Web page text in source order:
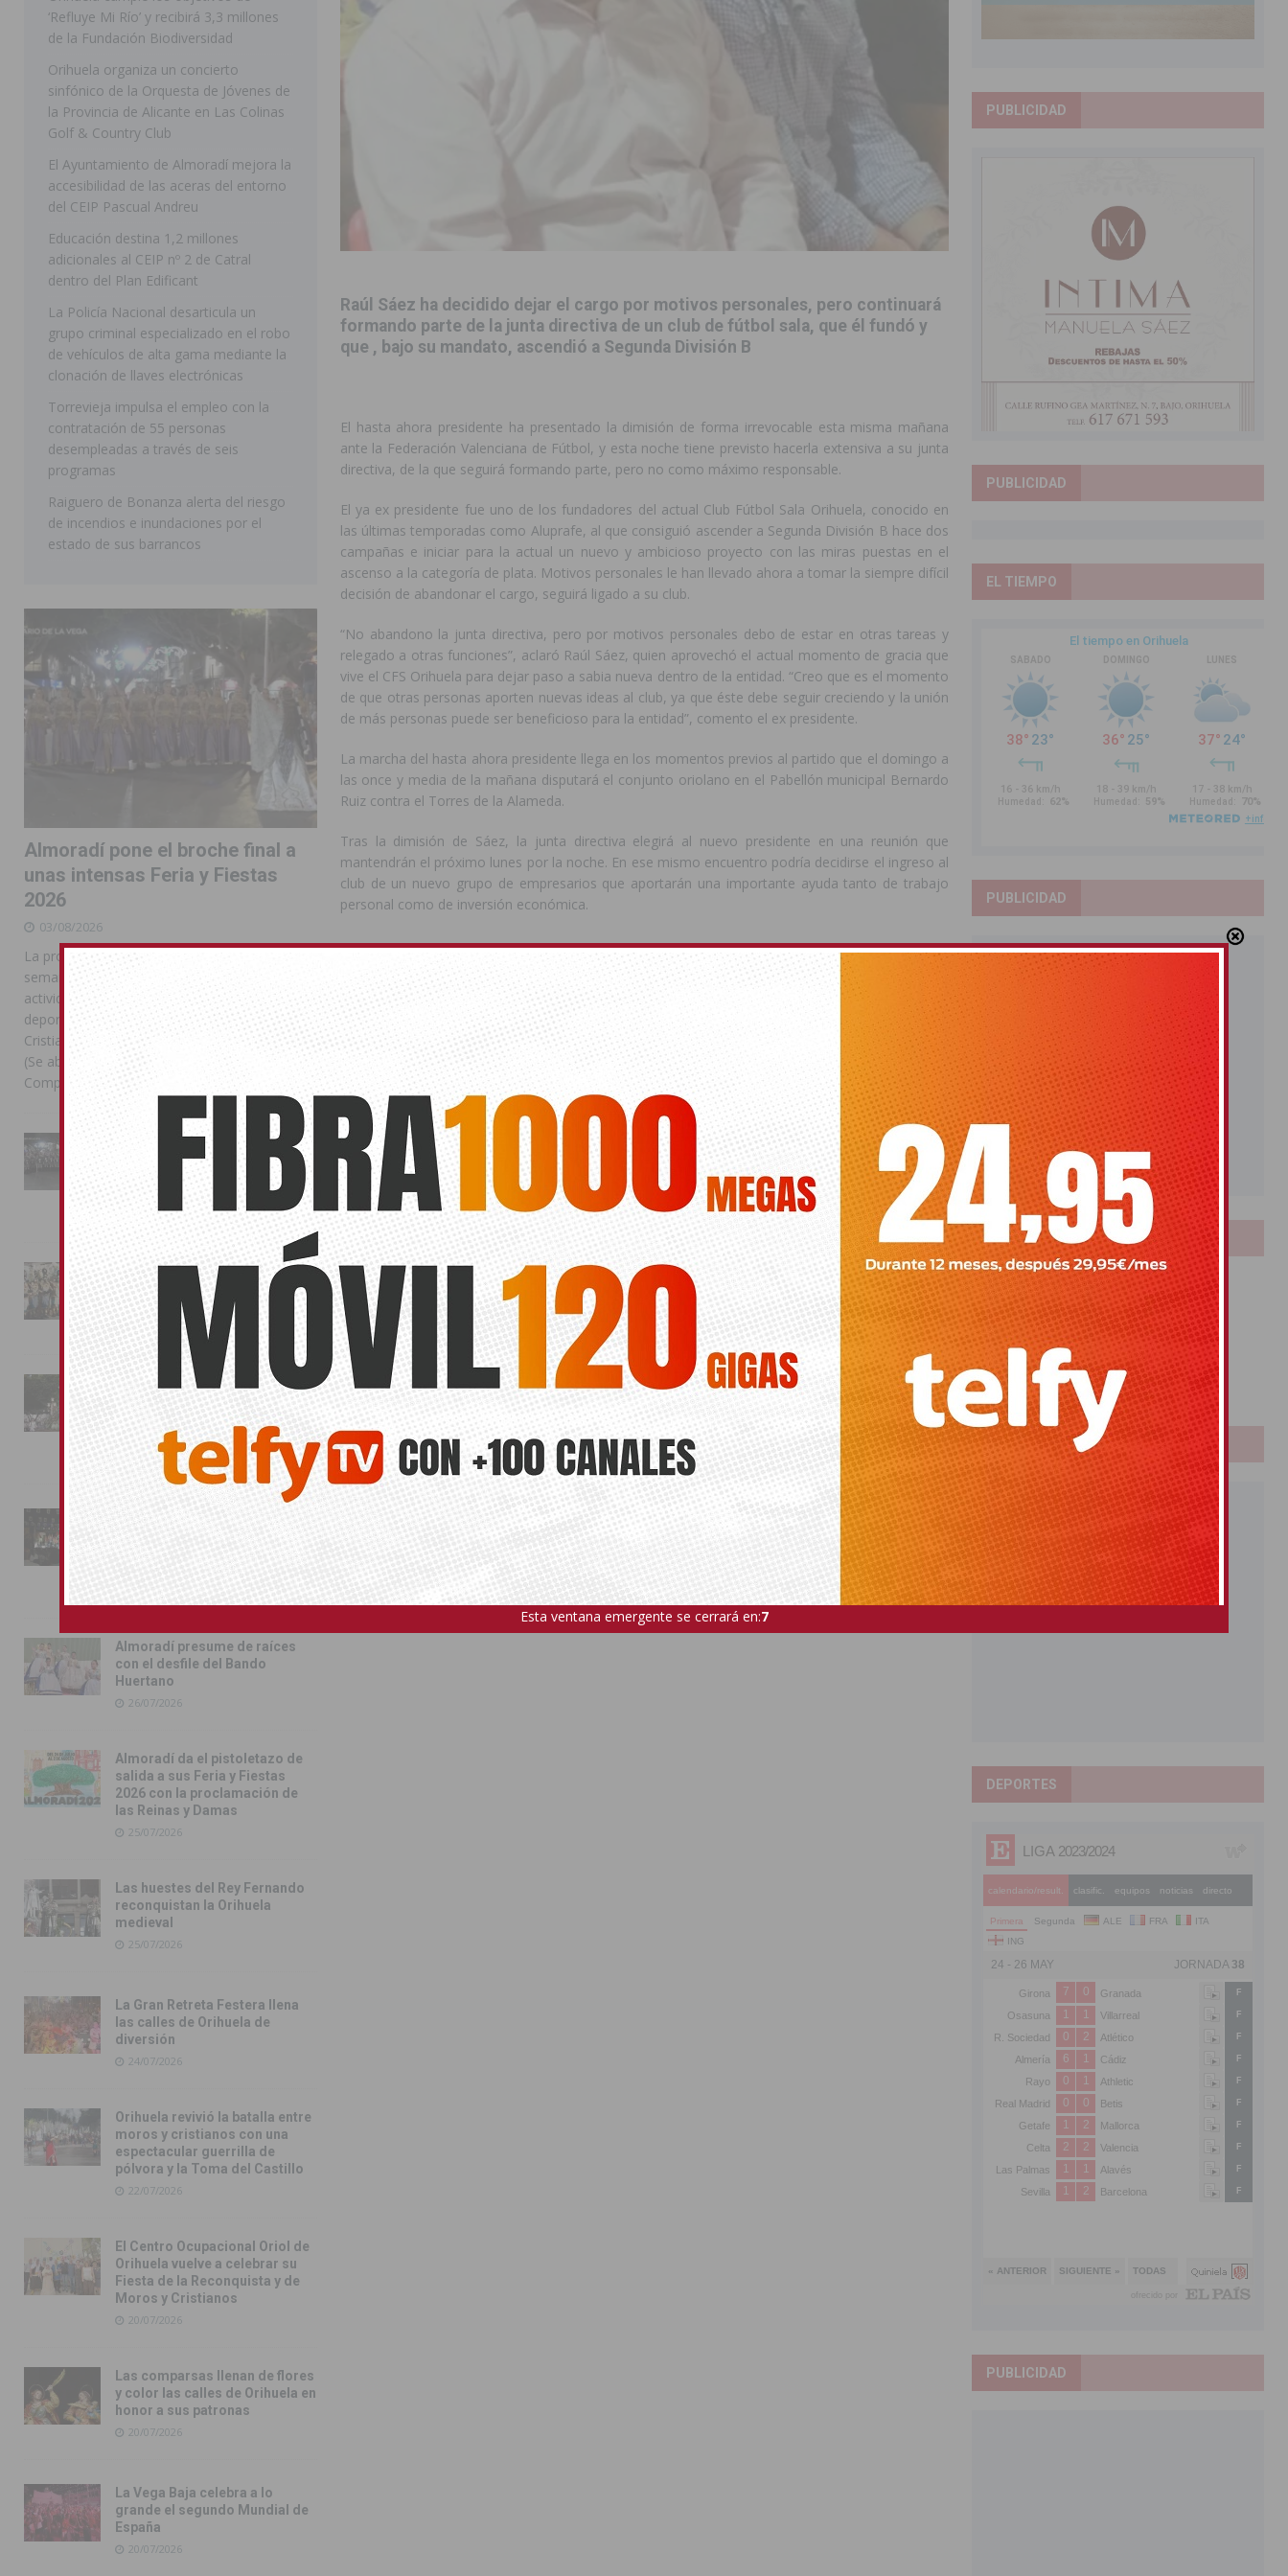
[ 07/08/2026 ] Benferri ya se prepara para dar comienzo a sus Fiestas 2026
[ 07/08/2026 ] Bigastro se viste de gala para la coronación de la Corte 2026
[ 07/08/2026 ] Rojales clausura con éxito las Fiestas de las Urbanizaciones de Ciudad Quesada 2026
[ 06/08/2026 ]
Arcángel
REDOVÁN
[ 08/08/2026 ] Benferri da comienzo a sus fiestas con una noche de emoción, tradición y celebración
DOLORES
[ 07/08/2026 ]
Orihuela cumple los objetivos de ‘Refluye Mi Río’ y recibirá 3,3 millones de la Fundación Biodiversidad
ORIHUELA
Raúl Sáez ha decidido dejar el cargo por motivos personales, pero continuará
formando parte de la junta directiva de un club de fútbol sala, que él fundó y
que , bajo su mandato, ascendió a Segunda División B
El hasta ahora presidente ha presentado la dimisión de forma irrevocable esta misma mañana
ante la Federación Valenciana de Fútbol, y esta noche tiene previsto hacerla extensiva a su junta
directiva, de la que seguirá formando parte, pero no como máximo responsable.
El ya ex presidente fue uno de los fundadores del actual Club Fútbol Sala Orihuela, conocido en
las últimas temporadas como Aluprafe, al que consiguió ascender a Segunda División B hace dos
campañas e iniciar para la actual un nuevo y ambicioso proyecto con las miras puestas en el
ascenso a la categoría de plata. Motivos personales le han llevado ahora a tomar la siempre difícil
decisión de abandonar el cargo, seguirá ligado a su club.
“No abandono la junta directiva, pero por motivos personales debo de estar en otras tareas y
relegado a otras funciones”, aclaró Raúl Sáez, quien aprovechó el actual momento de gracia que
vive el CFS Orihuela para dejar paso a sabia nueva dentro de la entidad. “Creo que es el momento
de que otras personas aporten nuevas ideas al club, ya que éste debe seguir creciendo y la unión
de más personas puede ser beneficioso para la entidad”, comento el ex presidente.
La marcha del hasta ahora presidente llega en los momentos previos al partido que el domingo a
las once y media de la mañana disputará el conjunto oriolano en el Pabellón municipal Bernardo
Ruiz contra el Torres de la Alameda.
Tras la dimisión de Sáez, la junta directiva elegirá al nuevo presidente en una reunión que
mantendrán el próximo lunes por la noche. En ese mismo encuentro podría decidirse el ingreso al
club de un nuevo grupo de empresarios que aportarán una importante ayuda tanto de trabajo
personal como de inversión económica.
Compártelo:
También puede interesar
No related posts.
LUNES CFS ORIHUELA DIMITE NUEVO DIRIGENTE
PRESIDENTE
ANTERIOR
Cayo Lara intentará “dar luz” en el Parlamento a
las denuncias de Vertivega
SIGUIENTE
El defensa central del Orihuela CF
Juanfran recibe la baja del club por
voluntad propia
‘Refluye Mi Río’ y recibirá 3,3 millones
de la Fundación Biodiversidad
Orihuela organiza un concierto
sinfónico de la Orquesta de Jóvenes de
la Provincia de Alicante en Las Colinas
Golf & Country Club
El Ayuntamiento de Almoradí mejora la
accesibilidad de las aceras del entorno
del CEIP Pascual Andreu
Educación destina 1,2 millones
adicionales al CEIP nº 2 de Catral
dentro del Plan Edificant
La Policía Nacional desarticula un
grupo criminal especializado en el robo
de vehículos de alta gama mediante la
clonación de llaves electrónicas
Torrevieja impulsa el empleo con la
contratación de 55 personas
desempleadas a través de seis
programas
Raiguero de Bonanza alerta del riesgo
de incendios e inundaciones por el
estado de sus barrancos
Almoradí pone el broche final a
unas intensas Feria y Fiestas
2026
03/08/2026
La programación reunió durante más de una
semana actos institucionales, conciertos,
actividades familiares, competiciones
deportivas y las celebraciones de Moros y
Cristianos Compártelo: Comparte en Facebook
(Se abre en una ventana nueva) Facebook
Compartir en
La Entrada Cristiana llena de
esplendor las calles de
Almoradí en una multitudinaria
jornada festera
02/08/2026
La magia de la Entrada Mora
conquista las calles de
Almoradí
01/08/2026
La fiesta se adueña de
Almoradí con la presentación
de los cargos festeros y la
toma del castillo
31/07/2026
Pilar de la Horadada
conmemora con emoción el
40º aniversario de su
independencia como municipio
31/07/2026
Almoradí presume de raíces
con el desfile del Bando
Huertano
26/07/2026
Almoradí da el pistoletazo de
salida a sus Feria y Fiestas
2026 con la proclamación de
las Reinas y Damas
25/07/2026
Las huestes del Rey Fernando
reconquistan la Orihuela
medieval
25/07/2026
La Gran Retreta Festera llena
las calles de Orihuela de
diversión
24/07/2026
Orihuela revivió la batalla entre
moros y cristianos con una
espectacular guerrilla de
pólvora y la Toma del Castillo
22/07/2026
El Centro Ocupacional Oriol de
Orihuela vuelve a celebrar su
Fiesta de la Reconquista y de
Moros y Cristianos
20/07/2026
Las comparsas llenan de flores
y color las calles de Orihuela en
honor a sus patronas
20/07/2026
La Vega Baja celebra a lo
grande el segundo Mundial de
España
20/07/2026
PUBLICIDAD
PUBLICIDAD
EL TIEMPO
PUBLICIDAD
LOTERIAS
Bonoloto
Primitiva
El Gordo
Euromillones
Loteria
Once
PUBLICIDAD
DEPORTES
PUBLICIDAD
Esta ventana emergente se cerrará en:6